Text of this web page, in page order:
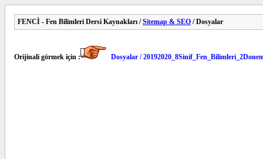
FENCİ - Fen Bilimleri Dersi Kaynakları /Sitemap & SEO / Dosyalar
Orijinali görmek için : Dosyalar /